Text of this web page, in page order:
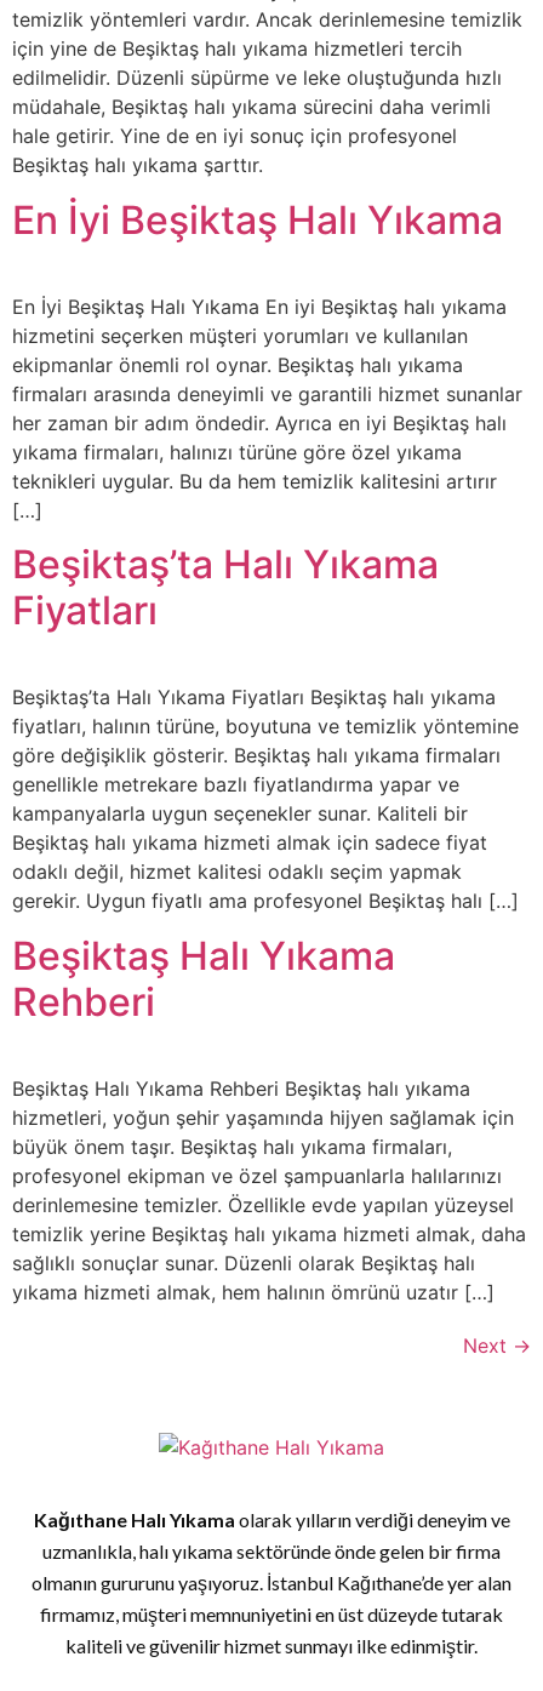
temizlik yöntemleri vardır. Ancak derinlemesine temizlik
için yine de Beşiktaş halı yıkama hizmetleri tercih
edilmelidir. Düzenli süpürme ve leke oluştuğunda hızlı
müdahale, Beşiktaş halı yıkama sürecini daha verimli
hale getirir. Yine de en iyi sonuç için profesyonel
Beşiktaş halı yıkama şarttır.
En İyi Beşiktaş Halı Yıkama
En İyi Beşiktaş Halı Yıkama En iyi Beşiktaş halı yıkama
hizmetini seçerken müşteri yorumları ve kullanılan
ekipmanlar önemli rol oynar. Beşiktaş halı yıkama
firmaları arasında deneyimli ve garantili hizmet sunanlar
her zaman bir adım öndedir. Ayrıca en iyi Beşiktaş halı
yıkama firmaları, halınızı türüne göre özel yıkama
teknikleri uygular. Bu da hem temizlik kalitesini artırır
[…]
Beşiktaş’ta Halı Yıkama
Fiyatları
Beşiktaş’ta Halı Yıkama Fiyatları Beşiktaş halı yıkama
fiyatları, halının türüne, boyutuna ve temizlik yöntemine
göre değişiklik gösterir. Beşiktaş halı yıkama firmaları
genellikle metrekare bazlı fiyatlandırma yapar ve
kampanyalarla uygun seçenekler sunar. Kaliteli bir
Beşiktaş halı yıkama hizmeti almak için sadece fiyat
odaklı değil, hizmet kalitesi odaklı seçim yapmak
gerekir. Uygun fiyatlı ama profesyonel Beşiktaş halı […]
Beşiktaş Halı Yıkama
Rehberi
Beşiktaş Halı Yıkama Rehberi Beşiktaş halı yıkama
hizmetleri, yoğun şehir yaşamında hijyen sağlamak için
büyük önem taşır. Beşiktaş halı yıkama firmaları,
profesyonel ekipman ve özel şampuanlarla halılarınızı
derinlemesine temizler. Özellikle evde yapılan yüzeysel
temizlik yerine Beşiktaş halı yıkama hizmeti almak, daha
sağlıklı sonuçlar sunar. Düzenli olarak Beşiktaş halı
yıkama hizmeti almak, hem halının ömrünü uzatır […]
Next →
Kağıthane Halı Yıkama olarak yılların verdiği deneyim ve
uzmanlıkla, halı yıkama sektöründe önde gelen bir firma
olmanın gururunu yaşıyoruz. İstanbul Kağıthane’de yer alan
firmamız, müşteri memnuniyetini en üst düzeyde tutarak
kaliteli ve güvenilir hizmet sunmayı ilke edinmiştir.